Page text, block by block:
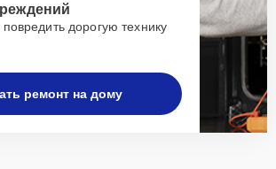
повредить дорогую технику
ремонт на дому